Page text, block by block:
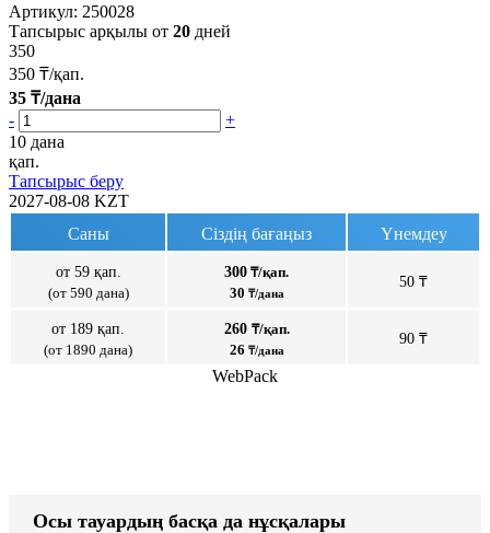
Артикул: 250028
Тапсырыс арқылы от 20 дней
350
350 ₸/қап.
35 ₸/дана
-
+
10 дана
қап.
Тапсырыс беру
2027-08-08 KZT
Саны
Сіздің бағаңыз Үнемдеу
от 59 қап.
(от 590 дана)
300 ₸/қап.
30 ₸/дана
50 ₸
от 189 қап.
(от 1890 дана)
260 ₸/қап.
26 ₸/дана
90 ₸
WebPack
Осы тауардың басқа да нұсқалары